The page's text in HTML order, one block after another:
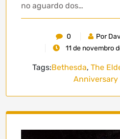
no aguardo dos…
0
Por
11 de novembro
Tags:Bethesda, The
Anniversary